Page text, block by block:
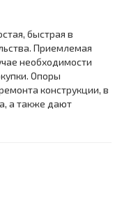
быстрая в
Приемлемая
необходимости
Опоры
конструкции, в
а также дают